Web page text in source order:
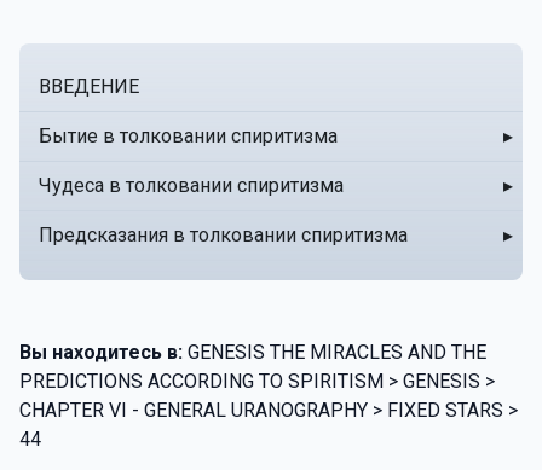
ВВЕДЕНИЕ
Бытие в толковании спиритизма ▸
Чудеса в толковании спиритизма ▸
Предсказания в толковании спиритизма ▸
Вы находитесь в: GENESIS THE MIRACLES AND THE
PREDICTIONS ACCORDING TO SPIRITISM > GENESIS >
CHAPTER VI - GENERAL URANOGRAPHY > FIXED STARS >
44